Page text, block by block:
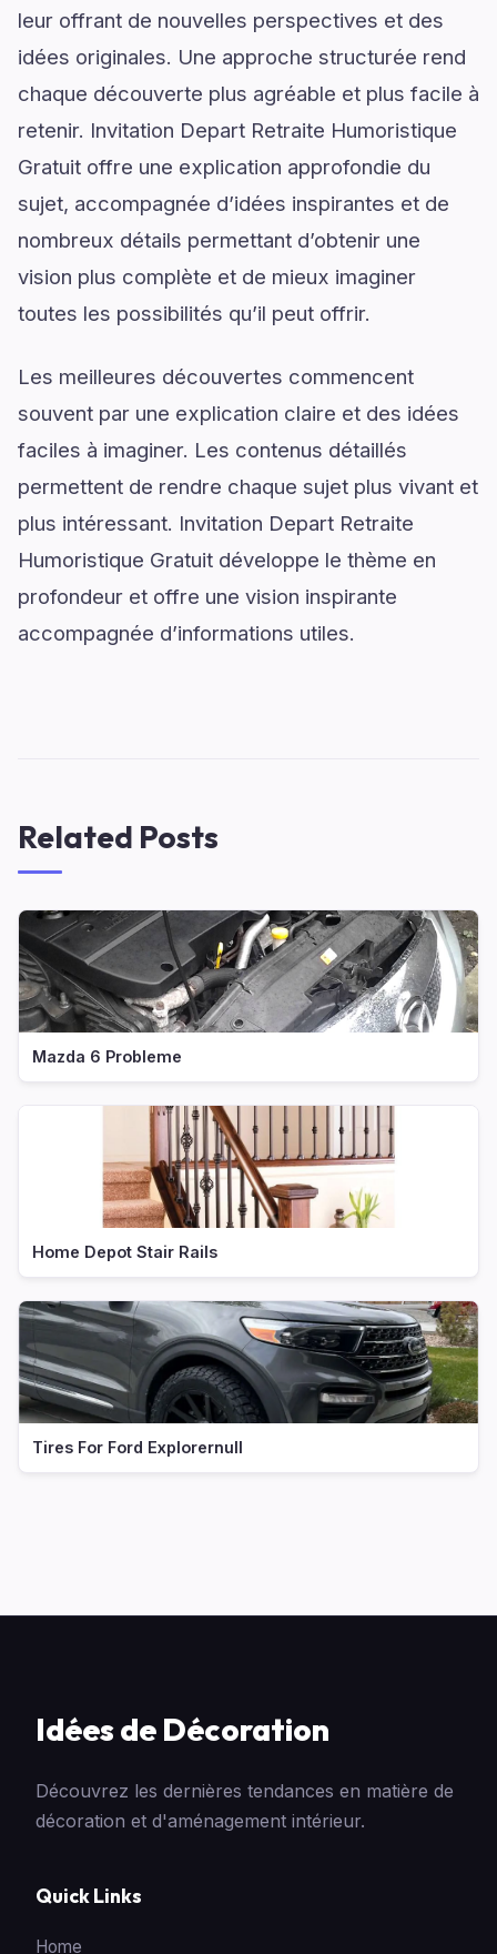
leur offrant de nouvelles perspectives et des
idées originales. Une approche structurée rend
chaque découverte plus agréable et plus facile à
retenir. Invitation Depart Retraite Humoristique
Gratuit offre une explication approfondie du
sujet, accompagnée d’idées inspirantes et de
nombreux détails permettant d’obtenir une
vision plus complète et de mieux imaginer
toutes les possibilités qu’il peut offrir.
Les meilleures découvertes commencent
souvent par une explication claire et des idées
faciles à imaginer. Les contenus détaillés
permettent de rendre chaque sujet plus vivant et
plus intéressant. Invitation Depart Retraite
Humoristique Gratuit développe le thème en
profondeur et offre une vision inspirante
accompagnée d’informations utiles.
Related Posts
Mazda 6 Probleme
Home Depot Stair Rails
Tires For Ford Explorernull
Idées de Décoration
Découvrez les dernières tendances en matière de
décoration et d'aménagement intérieur.
Quick Links
Home